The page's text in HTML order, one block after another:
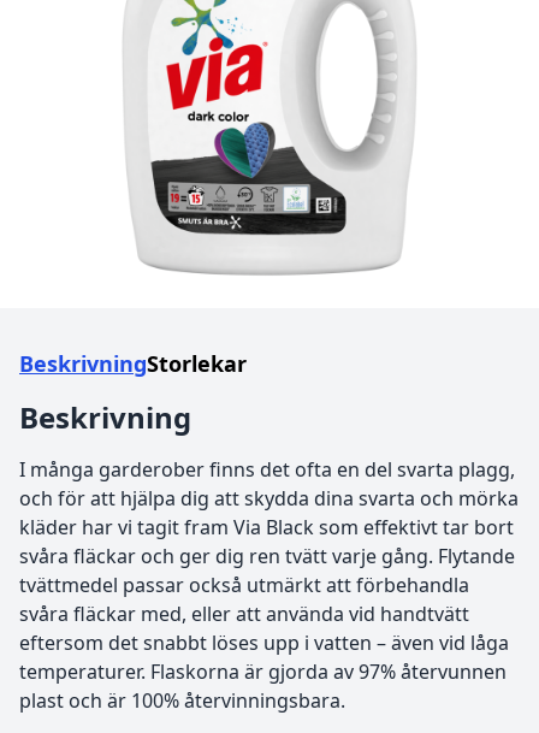
BeskrivningStorlekar
Beskrivning
I många garderober finns det ofta en del svarta plagg,
och för att hjälpa dig att skydda dina svarta och mörka
kläder har vi tagit fram Via Black som effektivt tar bort
svåra fläckar och ger dig ren tvätt varje gång. Flytande
tvättmedel passar också utmärkt att förbehandla
svåra fläckar med, eller att använda vid handtvätt
eftersom det snabbt löses upp i vatten – även vid låga
temperaturer. Flaskorna är gjorda av 97% återvunnen
plast och är 100% återvinningsbara.